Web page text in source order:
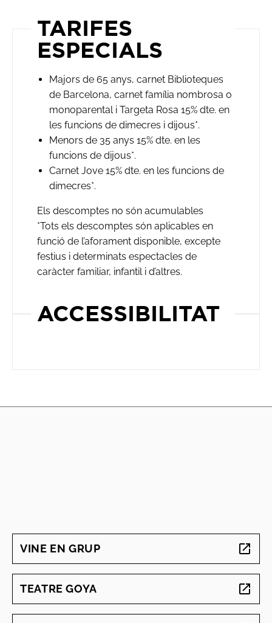
TARIFES
ESPECIALS
Majors de 65 anys, carnet Biblioteques
de Barcelona, carnet família nombrosa o
monoparental i Targeta Rosa 15% dte. en
les funcions de dimecres i dijous*.
Menors de 35 anys 15% dte. en les
funcions de dijous*.
Carnet Jove 15% dte. en les funcions de
dimecres*.
Els descomptes no són acumulables
*Tots els descomptes són aplicables en
funció de l’aforament disponible, excepte
festius i determinats espectacles de
caràcter familiar, infantil i d’altres.
ACCESSIBILITAT
VINE EN GRUP
TEATRE GOYA